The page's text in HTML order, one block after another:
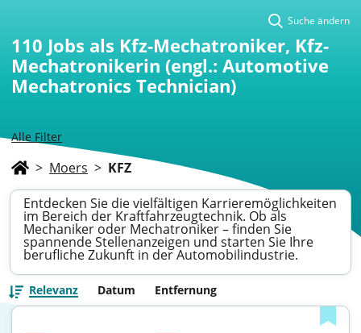
Alle Filter
Suche ändern
110 Jobs als Kfz-Mechatroniker, Kfz-
Mechatronikerin (engl.: Automotive
Mechatronics Technician)
> Moers > KFZ
Entdecken Sie die vielfältigen Karrieremöglichkeiten
im Bereich der Kraftfahrzeugtechnik. Ob als
Mechaniker oder Mechatroniker – finden Sie
spannende Stellenanzeigen und starten Sie Ihre
berufliche Zukunft in der Automobilindustrie.
Relevanz Datum Entfernung